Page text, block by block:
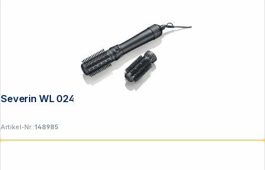
Artikel-Nr.:148985